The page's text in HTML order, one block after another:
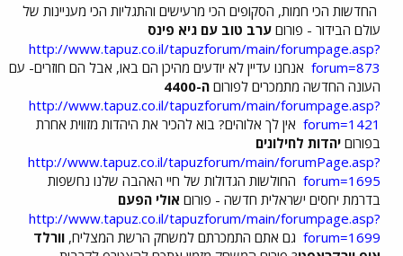
החדשות הכי חמות, הסקופים הכי מרעישים והתגליות הכי מעניינות של
עולם הבידור - פורום ערב טוב עם גיא פינס
http://www.tapuz.co.il/tapuzforum/main/forumpage.asp?
forum=873 אנחנו עדיין לא יודעים מהיכן הם באו, אבל הם חוזרים- עם
העונה החדשה מתמכרים לפורום ה-4400
http://www.tapuz.co.il/tapuzforum/main/forumpage.asp?
forum=1421 אין לך אלוהים? בוא להכיר את היהדות מזווית אחרת
בפורום יהדות לחילונים
http://www.tapuz.co.il/tapuzforum/main/forumPage.asp?
forum=1695 החולשות הגדולות של חיי האהבה שלנו נחשפות
בדרמת יחסים ישראלית חדשה - פורום אולי הפעם
http://www.tapuz.co.il/tapuzforum/main/forumpage.asp?
forum=1699 גם אתם התמכרתם למשחק הרשת המצליח, וורלד